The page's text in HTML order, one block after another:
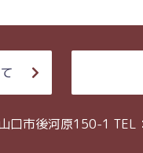
口市後河原150-1 TEL